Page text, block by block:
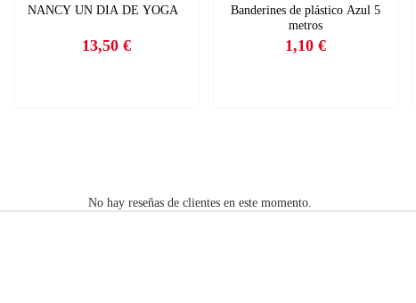
NANCY UN DIA DE YOGA
Precio
13,50 €
Banderines de plástico Azul 5
metros
Precio
1,10 €
No hay reseñas de clientes en este momento.